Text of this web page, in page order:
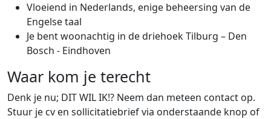
Vloeiend in Nederlands, enige beheersing van de
Engelse taal
Je bent woonachtig in de driehoek Tilburg – Den
Bosch - Eindhoven
Waar kom je terecht
Denk je nu; DIT WIL IK!? Neem dan meteen contact op.
Stuur je cv en sollicitatiebrief via onderstaande knop of